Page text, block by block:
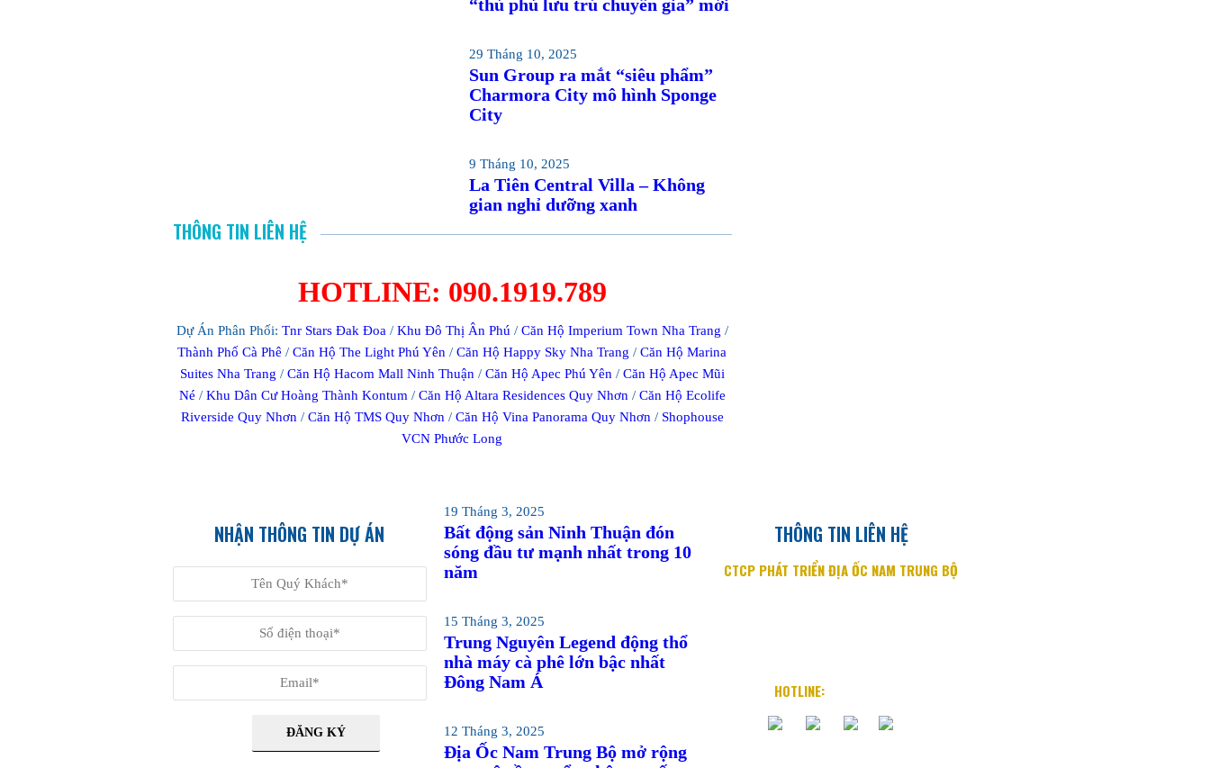
“thủ phủ lưu trú chuyên gia” mới
29 Tháng 10, 2025
Sun Group ra mắt “siêu phẩm”
Charmora City mô hình Sponge
City
9 Tháng 10, 2025
La Tiên Central Villa – Không
gian nghỉ dưỡng xanh
THÔNG TIN LIÊN HỆ
HOTLINE: 090.1919.789
Dự Án Phân Phối: Tnr Stars Đak Đoa / Khu Đô Thị Ân Phú / Căn Hộ Imperium Town Nha Trang /
Thành Phố Cà Phê /Căn Hộ The Light Phú Yên /Căn Hộ Happy Sky Nha Trang /Căn Hộ Marina
Suites Nha Trang / Căn Hộ Hacom Mall Ninh Thuận / Căn Hộ Apec Phú Yên / Căn Hộ Apec Mũi
Né / Khu Dân Cư Hoàng Thành Kontum / Căn Hộ Altara Residences Quy Nhơn / Căn Hộ Ecolife
Riverside Quy Nhơn / Căn Hộ TMS Quy Nhơn / Căn Hộ Vina Panorama Quy Nhơn / Shophouse
VCN Phước Long
NHẬN THÔNG TIN DỰ ÁN
19 Tháng 3, 2025
Bất động sản Ninh Thuận đón
sóng đầu tư mạnh nhất trong 10
năm
15 Tháng 3, 2025
Trung Nguyên Legend động thổ
nhà máy cà phê lớn bậc nhất
Đông Nam Á
12 Tháng 3, 2025
Địa Ốc Nam Trung Bộ mở rộng
THÔNG TIN LIÊN HỆ
CTCP PHÁT TRIỂN ĐỊA ỐC NAM TRUNG BỘ
HOTLINE: